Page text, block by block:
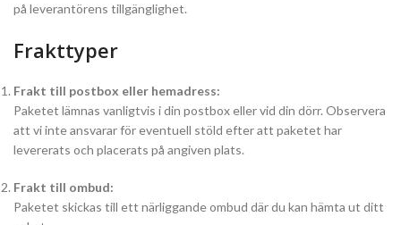
på leverantörens tillgänglighet.
Frakttyper
Frakt till postbox eller hemadress:
Paketet lämnas vanligtvis i din postbox eller vid din dörr. Observera
att vi inte ansvarar för eventuell stöld efter att paketet har
levererats och placerats på angiven plats.
Frakt till ombud:
Paketet skickas till ett närliggande ombud där du kan hämta ut ditt